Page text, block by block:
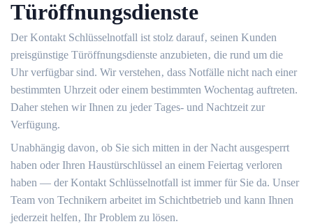
Türöffnungsdienste
Der Kontakt Schlüsselnotfall ist stolz darauf‚ seinen Kunden
preisgünstige Türöffnungsdienste anzubieten‚ die rund um die
Uhr verfügbar sind.​ Wir verstehen‚ dass Notfälle nicht nach einer
bestimmten Uhrzeit oder einem bestimmten Wochentag auftreten.​
Daher stehen wir Ihnen zu jeder Tages- und Nachtzeit zur
Verfügung.​
Unabhängig davon‚ ob Sie sich mitten in der Nacht ausgesperrt
haben oder Ihren Haustürschlüssel an einem Feiertag verloren
haben ― der Kontakt Schlüsselnotfall ist immer für Sie da.​ Unser
Team von Technikern arbeitet im Schichtbetrieb und kann Ihnen
jederzeit helfen‚ Ihr Problem zu lösen.​